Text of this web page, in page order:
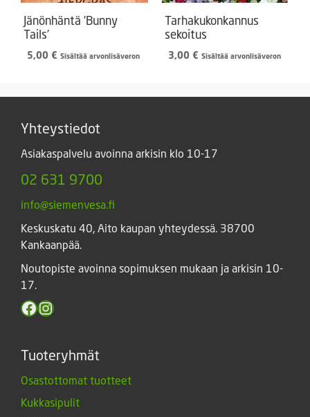
Jänönhäntä ’Bunny
Tails’
5,00 € Sisältää arvonlisäveron
Tarhakukonkannus
sekoitus
3,00 € Sisältää arvonlisäveron
Yhteystiedot
Asiakaspalvelu avoinna arkisin klo 10-17
02 631 9700
info@siemenvesa.fi
Keskuskatu 40, Aito kaupan yhteydessä. 38700
Kankaanpää.
Noutopiste avoinna sopimuksen mukaan ja arkisin 10-
17.
Facebook
Instagram
Tuoteryhmät
Osastottomat tuotteet
Kukkasipulit